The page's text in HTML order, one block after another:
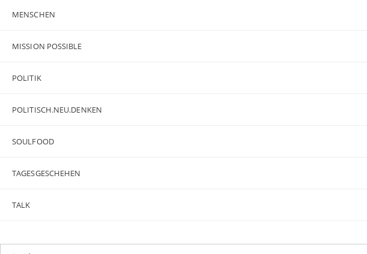
MENSCHEN
MISSION POSSIBLE
POLITIK
POLITISCH.NEU.DENKEN
SOULFOOD
TAGESGESCHEHEN
TALK